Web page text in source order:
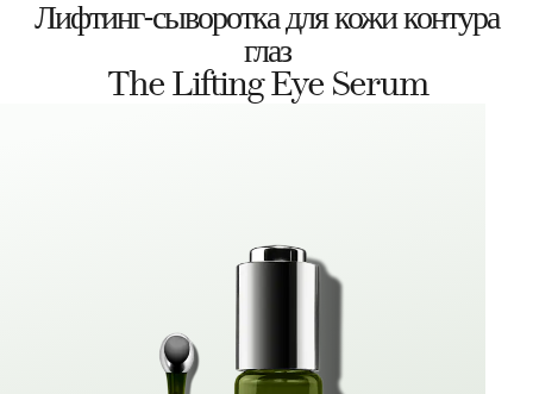
Лифтинг-сыворотка для кожи контура
глаз
The Lifting Eye Serum